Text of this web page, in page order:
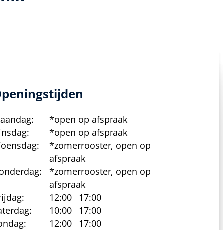
*open op afspraak
*open op afspraak
*zomerrooster, open op
afspraak
*zomerrooster, open op
afspraak
12:00
17:00
10:00
17:00
12:00 17:00